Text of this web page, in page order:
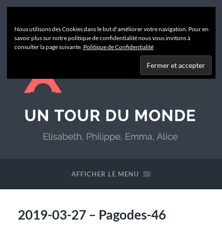
AFFICHER LE MENU
2019-03-27 – Pagodes-46
Nous utilisons des Cookies dans le but d'améliorer votre navigation. Pour en
savoir plus sur notre politique de confidentialité nous vous invitons à
consulter la page suivante. Politique de Confidentialité